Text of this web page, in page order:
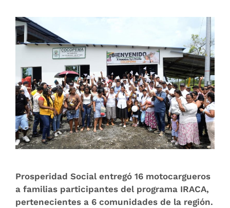
Prosperidad Social entregó 16 motocargueros
a familias participantes del programa IRACA,
pertenecientes a 6 comunidades de la región.